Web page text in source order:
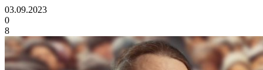
03.09.2023
0
8